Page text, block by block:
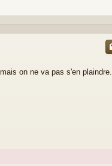
on ne va pas s'en plaindre.